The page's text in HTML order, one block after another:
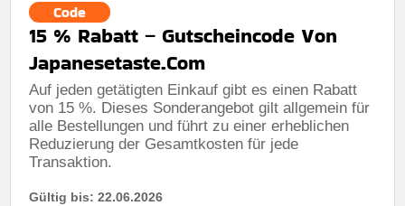
Code
15 % Rabatt – Gutscheincode Von
Japanesetaste.Com
Auf jeden getätigten Einkauf gibt es einen Rabatt
von 15 %. Dieses Sonderangebot gilt allgemein für
alle Bestellungen und führt zu einer erheblichen
Reduzierung der Gesamtkosten für jede
Transaktion.
Gültig bis: 22.06.2026